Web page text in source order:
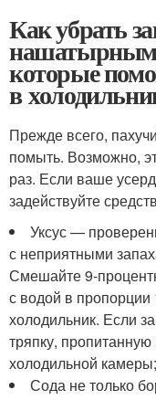
Как убрать
нашатырным
которые
в
Прежде всего,
помыть. Возможно,
раз. Если ваше
задействуйте
Уксус —
с неприятными
Смешайте 9-
с водой в
холодильник. Если
тряпку,
холодильной камеры;
Сода не только